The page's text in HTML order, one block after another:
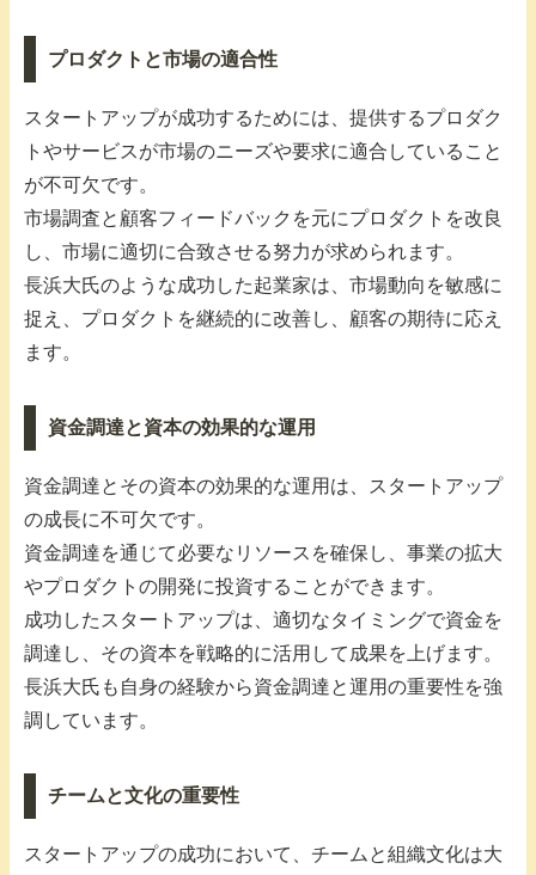
プロダクトと市場の適合性
スタートアップが成功するためには、提供するプロダク
トやサービスが市場のニーズや要求に適合していること
が不可欠です。
市場調査と顧客フィードバックを元にプロダクトを改良
し、市場に適切に合致させる努力が求められます。
長浜大氏のような成功した起業家は、市場動向を敏感に
捉え、プロダクトを継続的に改善し、顧客の期待に応え
ます。
資金調達と資本の効果的な運用
資金調達とその資本の効果的な運用は、スタートアップ
の成長に不可欠です。
資金調達を通じて必要なリソースを確保し、事業の拡大
やプロダクトの開発に投資することができます。
成功したスタートアップは、適切なタイミングで資金を
調達し、その資本を戦略的に活用して成果を上げます。
長浜大氏も自身の経験から資金調達と運用の重要性を強
調しています。
チームと文化の重要性
スタートアップの成功において、チームと組織文化は大